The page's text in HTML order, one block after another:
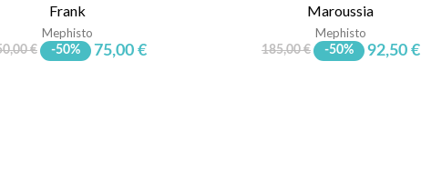
Frank
Mephisto
€ -50% 75,00 €
Maroussia
Mephisto
185,00 € -50% 92,50 €